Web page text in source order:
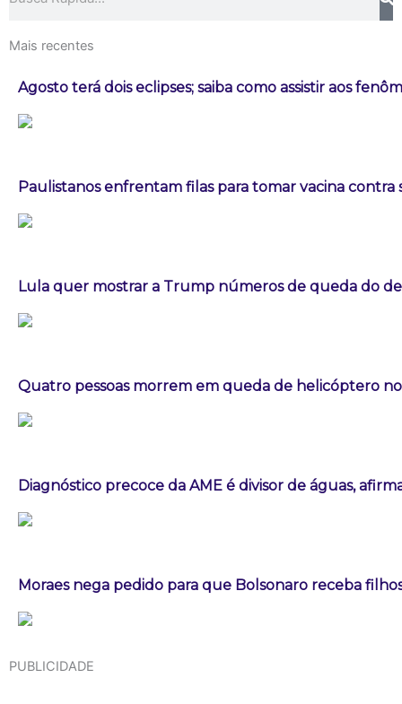
Mais recentes
Agosto terá dois eclipses; saiba como assistir aos
Paulistanos enfrentam filas para tomar vacina contra
Lula quer mostrar a Trump números de queda do
Quatro pessoas morrem em queda de helicóptero
Diagnóstico precoce da AME é divisor de águas,
Moraes nega pedido para que Bolsonaro receba
PUBLICIDADE